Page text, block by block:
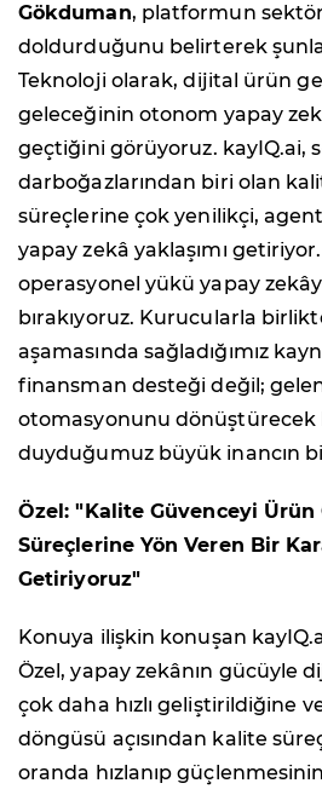
Gökduman, platformun
doldurduğunu belirterek
Teknoloji olarak, dijital ürün
geleceğinin otonom yapay
geçtiğini görüyoruz. kayIQ.ai,
darboğazlarından biri olan
süreçlerine çok yenilikçi,
yapay zekâ yaklaşımı
operasyonel yükü yapay
bırakıyoruz. Kurucularla
aşamasında sağladığımız
finansman desteği değil;
otomasyonunu dönüştürecek
duyduğumuz büyük inancın
Özel: "Kalite Güvenceyi
Süreçlerine Yön Veren Bir
Getiriyoruz"
Konuya ilişkin konuşan
Özel, yapay zekânın gücüyle
çok daha hızlı geliştirildiğine
döngüsü açısından kalite
oranda hızlanıp